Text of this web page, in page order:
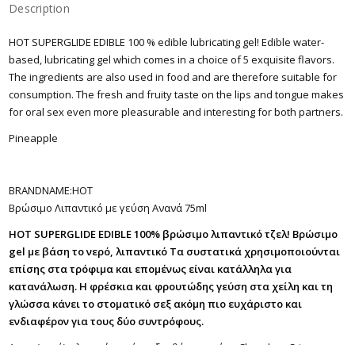
Description
HOT SUPERGLIDE EDIBLE 100 % edible lubricating gel! Edible water-
based, lubricating gel which comes in a choice of 5 exquisite flavors.
The ingredients are also used in food and are therefore suitable for
consumption. The fresh and fruity taste on the lips and tongue makes
for oral sex even more pleasurable and interesting for both partners.
Pineapple
BRANDNAME:HOT
Βρώσιμο Λιπαντικό με γεύση Ανανά 75ml
HOT SUPERGLIDE EDIBLE 100% βρώσιμο λιπαντικό τζελ! Βρώσιμο
gel με βάση το νερό, λιπαντικό Τα συστατικά χρησιμοποιούνται
επίσης στα τρόφιμα και επομένως είναι κατάλληλα για
κατανάλωση. Η φρέσκια και φρουτώδης γεύση στα χείλη και τη
γλώσσα κάνει το στοματικό σεξ ακόμη πιο ευχάριστο και
ενδιαφέρον για τους δύο συντρόφους.